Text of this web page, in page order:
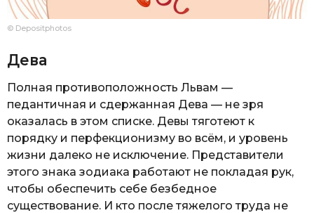
© Depositphotos
Дева
Полная противоположность Львам —
педантичная и сдержанная Дева — не зря
оказалась в этом списке. Девы тяготеют к
порядку и перфекционизму во всём, и уровень
жизни далеко не исключение. Представители
этого знака зодиака работают не покладая рук,
чтобы обеспечить себе безбедное
существование. И кто после тяжелого труда не